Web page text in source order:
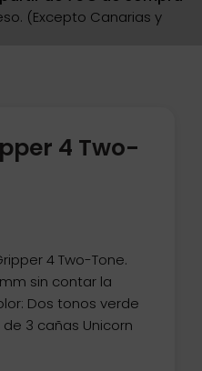
(Excepto Canarias y
4 Two-
4 Two-Tone.
sin contar la
Dos tonos verde
3 cañas Unicorn